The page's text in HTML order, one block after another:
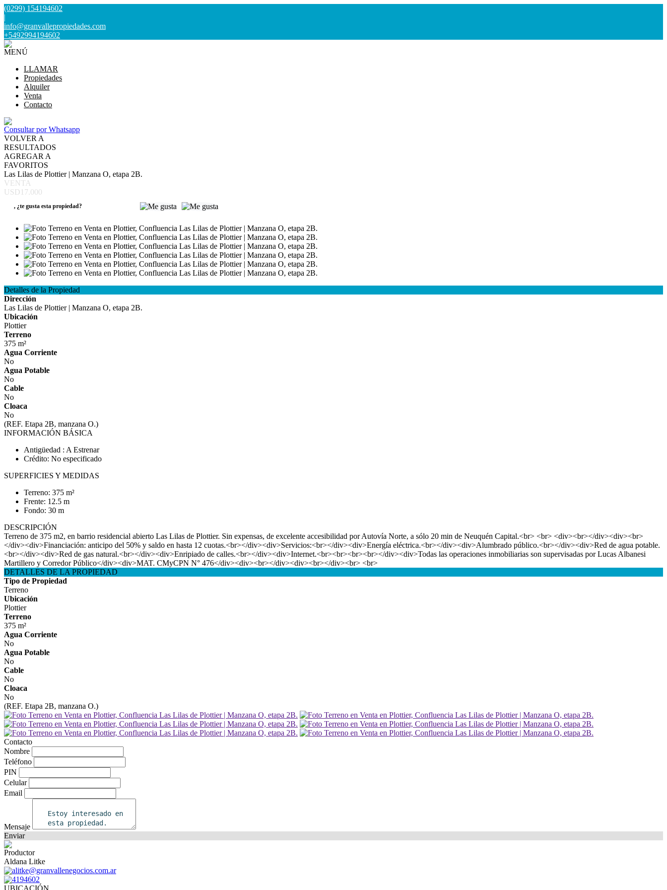
(0299) 154194602
|
info@granvallepropiedades.com
+5492994194602
MENÚ
LLAMAR
Propiedades
Alquiler
Venta
Contacto
Consultar por Whatsapp
VOLVER A
RESULTADOS
AGREGAR A
FAVORITOS
Las Lilas de Plottier | Manzana O, etapa 2B.
VENTA
USD17.000
, ¿te gusta esta propiedad?
Detalles de la Propiedad
Dirección
Las Lilas de Plottier | Manzana O, etapa 2B.
Ubicación
Plottier
Terreno
375 m²
Agua Corriente
No
Agua Potable
No
Cable
No
Cloaca
No
(REF. Etapa 2B, manzana O.)
INFORMACIÓN BÁSICA
Antigüedad : A Estrenar
Crédito: No especificado
SUPERFICIES Y MEDIDAS
Terreno: 375 m²
Frente: 12.5 m
Fondo: 30 m
DESCRIPCIÓN
Terreno de 375 m2, en barrio residencial abierto Las Lilas de Plottier. Sin expensas, de excelente accesibilidad por Autovía Norte, a sólo 20 min de Neuquén Capital.<br> <br> <div><br></div><div><br>
</div><div>Financiación: anticipo del 50% y saldo en hasta 12 cuotas.<br></div><div>Servicios:<br></div><div>Energía eléctrica.<br></div><div>Alumbrado público.<br></div><div>Red de agua potable.
<br></div><div>Red de gas natural.<br></div><div>Enripiado de calles.<br></div><div>Internet.<br><br><br><br></div><div>Todas las operaciones inmobiliarias son supervisadas por Lucas Albanesi
Martillero y Corredor Público</div><div>MAT. CMyCPN N° 476</div><div><br></div><div><br></div><br> <br>
DETALLES DE LA PROPIEDAD
Tipo de Propiedad
Terreno
Ubicación
Plottier
Terreno
375 m²
Agua Corriente
No
Agua Potable
No
Cable
No
Cloaca
No
(REF. Etapa 2B, manzana O.)
Contacto
Nombre
Teléfono
PIN
Celular
Email
Mensaje
Enviar
Productor
Aldana Litke
alitke@granvallenegocios.com.ar
4194602
UBICACIÓN